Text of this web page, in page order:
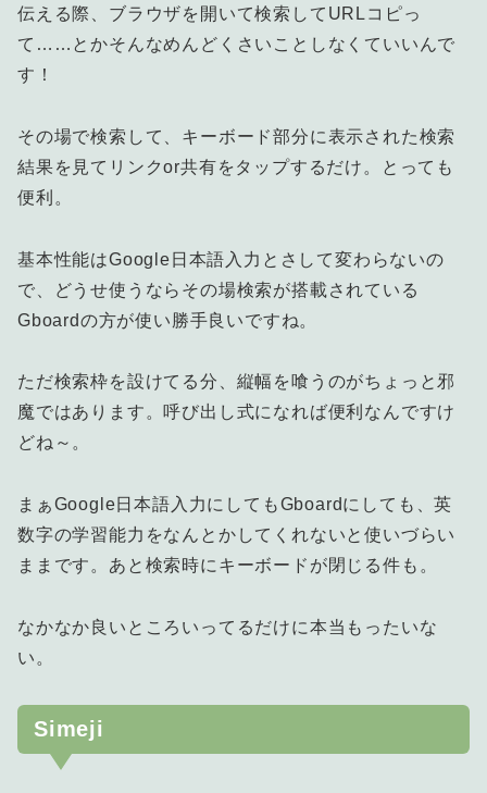
伝える際、ブラウザを開いて検索してURLコピっ
て……とかそんなめんどくさいことしなくていいんで
す！
その場で検索して、キーボード部分に表示された検索
結果を見てリンクor共有をタップするだけ。とっても
便利。
基本性能はGoogle日本語入力とさして変わらないの
で、どうせ使うならその場検索が搭載されている
Gboardの方が使い勝手良いですね。
ただ検索枠を設けてる分、縦幅を喰うのがちょっと邪
魔ではあります。呼び出し式になれば便利なんですけ
どね～。
まぁGoogle日本語入力にしてもGboardにしても、英
数字の学習能力をなんとかしてくれないと使いづらい
ままです。あと検索時にキーボードが閉じる件も。
なかなか良いところいってるだけに本当もったいな
い。
Simeji